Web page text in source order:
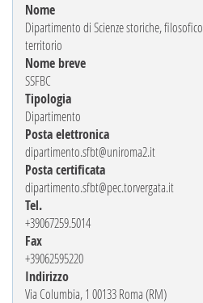
Nome
Dipartimento di Scienze storiche,
territorio
Nome breve
SSFBC
Tipologia
Dipartimento
Posta elettronica
dipartimento.sfbt@uniroma2.it
Posta certificata
dipartimento.sfbt@pec.torvergata.it
Tel.
+39067259.5014
Fax
+39062595220
Indirizzo
Via Columbia, 1 00133 Roma (RM)